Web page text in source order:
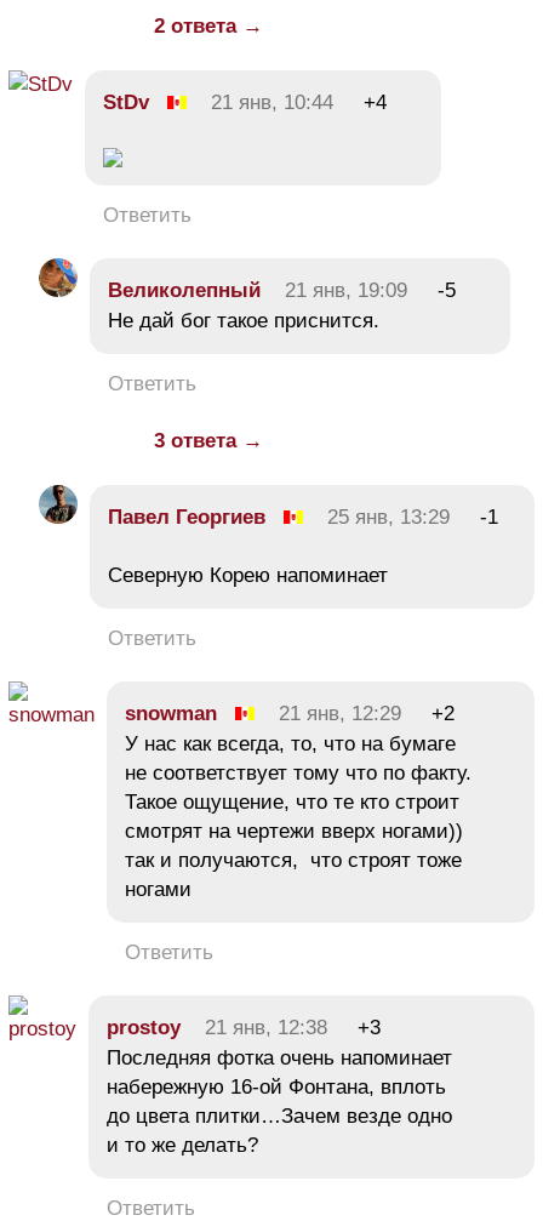
2 ответа →
StDv 21 янв, 10:44 +4
Ответить
Великолепный 21 янв, 19:09
-5
Не дай бог такое приснится.
Ответить
3 ответа →
Павел Георгиев 25 янв, 13:29 -1
Северную Корею напоминает
Ответить
snowman 21 янв, 12:29
+2
У нас как всегда, то, что на бумаге
не соответствует тому что по факту.
Такое ощущение, что те кто строит
смотрят на чертежи вверх ногами))
так и получаются, что строят тоже
ногами
Ответить
prostoy 21 янв, 12:38
+3
Последняя фотка очень напоминает
набережную 16-ой Фонтана, вплоть
до цвета плитки…Зачем везде одно
и то же делать?
Ответить